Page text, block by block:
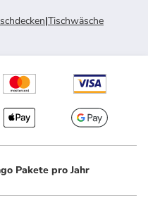
|Tischwäsche
Pakete pro Jahr